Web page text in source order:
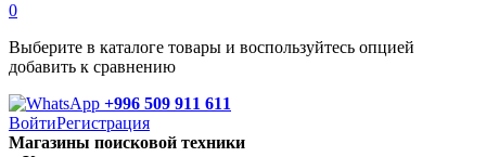
0
Выберите в каталоге товары и воспользуйтесь опцией
добавить к сравнению
+996 509 911 611
ВойтиРегистрация
Магазины поисковой техники